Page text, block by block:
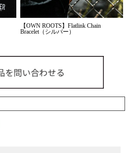
【OWN ROOTS】Flatlink Chain
Bracelet（シルバー）